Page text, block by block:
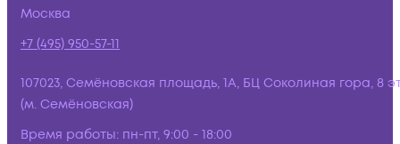
Москва
+7 (495) 950-57-11
107023, Семёновская площадь, 1А, БЦ Соколиная гора, 8
(м. Семёновская)
Время работы: пн-пт, 9:00 - 18:00